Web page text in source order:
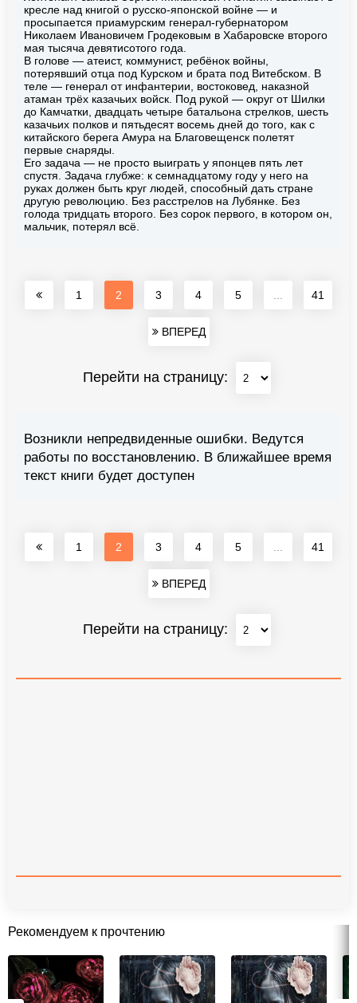
кресле над книгой о русско-японской войне — и
просыпается приамурским генерал-губернатором
Николаем Ивановичем Гродековым в Хабаровске второго
мая тысяча девятисотого года.
В голове — атеист, коммунист, ребёнок войны,
потерявший отца под Курском и брата под Витебском. В
теле — генерал от инфантерии, востоковед, наказной
атаман трёх казачьих войск. Под рукой — округ от Шилки
до Камчатки, двадцать четыре батальона стрелков, шесть
казачьих полков и пятьдесят восемь дней до того, как с
китайского берега Амура на Благовещенск полетят
первые снаряды.
Его задача — не просто выиграть у японцев пять лет
спустя. Задача глубже: к семнадцатому году у него на
руках должен быть круг людей, способный дать стране
другую революцию. Без расстрелов на Лубянке. Без
голода тридцать второго. Без сорок первого, в котором он,
мальчик, потерял всё.
1 2 3 4 5 41
ВПЕРЕД
Перейти на страницу:
Возникли непредвиденные ошибки. Ведутся
работы по восстановлению. В ближайшее время
текст книги будет доступен
1 2 3 4 5 41
ВПЕРЕД
Перейти на страницу:
Рекомендуем к прочтению